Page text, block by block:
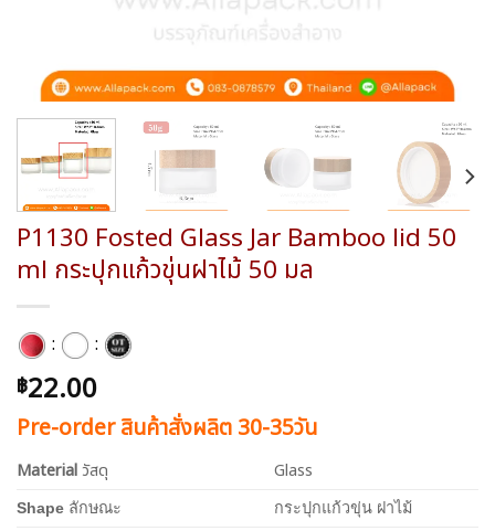
P1130 Fosted Glass Jar Bamboo lid 50
ml กระปุกแก้วขุ่นฝาไม้ 50 มล
: :
฿22.00
Pre-order สินค้าสั่งผลิต 30-35วัน
Material วัสดุ Glass
Shape ลักษณะ กระปุกแก้วขุ่น ฝาไม้